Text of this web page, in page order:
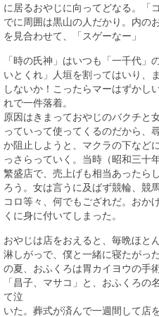
に居るおやじに向ってどなる。「
でに周囲は黒山の人だかり。内の
を見合わせて、「スゲーなー」
「時の氏神」はいつも「一千代
いとくれ」人垣を割ってはいり、
しないか！こったらマーはずかし
れで一件落着。
原因はきまっておやじのバクチと
っていって使ってくるのだから、
か阻止しようと、マクラの下など
っさらっていく。当時（昭和三十
繁盛店で、売上げも相当あったら
ろう。女は言うに及ばず競輪、競
コロ等々、何でもござれだ。おか
くに身に付いてしまった。
おやじは店をおえると、毎晩ほと
淋しがっで、僕と一緒に寝たがっ
の夏、おふくろは胃カイヨウの手
「昌子、マサコ」と、おふくろの
て泣
いた。葬式が済んで一週間して店